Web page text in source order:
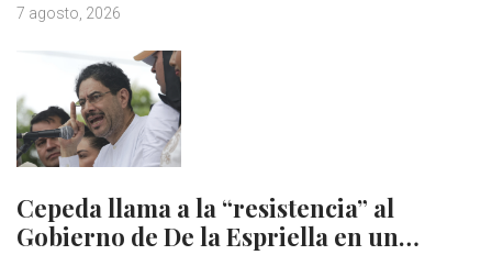
7 agosto, 2026
Cepeda llama a la “resistencia” al
Gobierno de De la Espriella en un…